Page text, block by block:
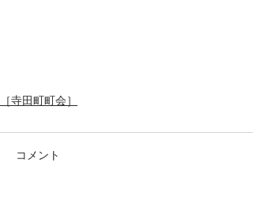
［寺田町町会］
コメント